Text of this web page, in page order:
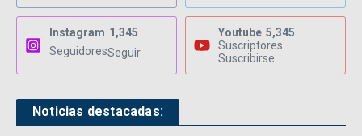
Instagram 1,345
SeguidoresSeguir
Youtube 5,345
Suscriptores
Suscribirse
Noticias destacadas: